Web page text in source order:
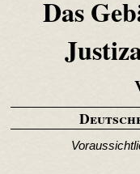
Das